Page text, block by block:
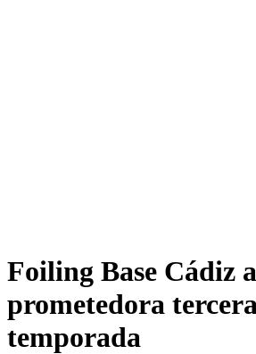
Foiling Base Cádiz
prometedora tercera
temporada